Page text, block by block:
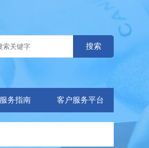
服务指南 客户服务平台